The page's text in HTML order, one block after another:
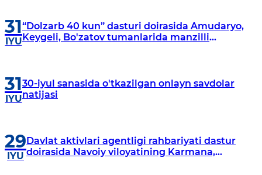
31
IYU
“Dolzarb 40 kun” dasturi doirasida Amudaryo,
Keygeli, Bo'zatov tumanlarida manzilli
31
IYU
30-iyul sanasida o'tkazilgan onlayn savdolar
natijasi
29
IYU
Davlat aktivlari agentligi rahbariyati dastur
doirasida Navoiy viloyatining Karmana,